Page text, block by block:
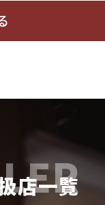
店一覧